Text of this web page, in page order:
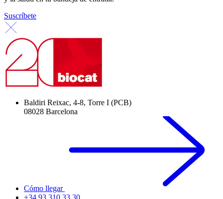
Suscríbete
Baldiri Reixac, 4-8, Torre I (PCB)
08028 Barcelona
Cómo llegar